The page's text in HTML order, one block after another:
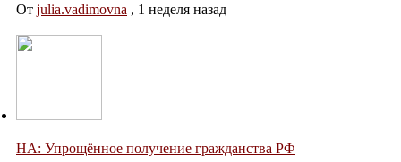
От julia.vadimovna , 1 неделя назад
НА: Упрощённое получение гражданства РФ